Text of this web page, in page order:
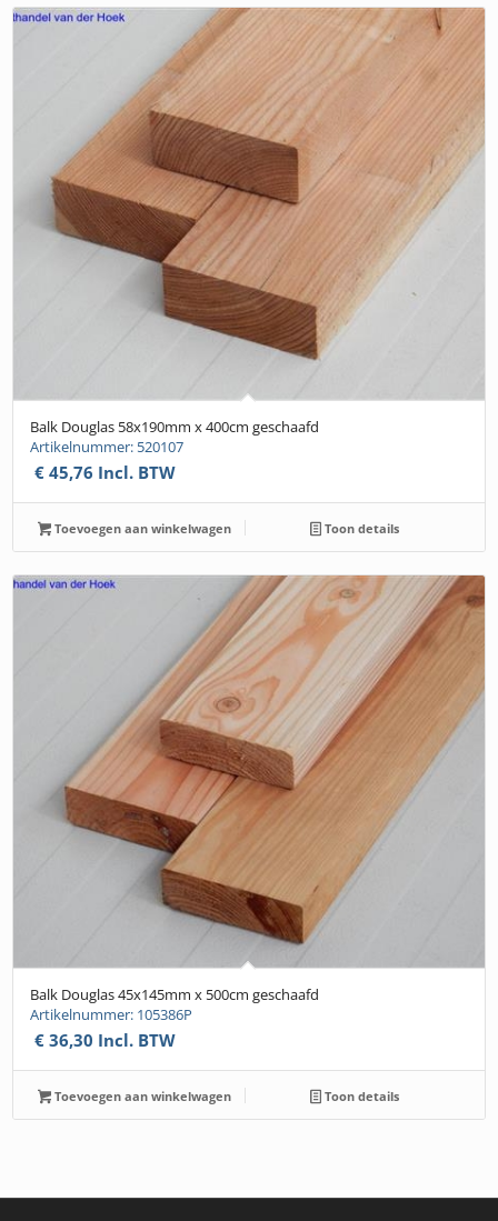
Balk Douglas 58x190mm x 400cm geschaafd
Artikelnummer: 520107
€ 45,76 Incl. BTW
Toevoegen aan winkelwagen Toon details
Balk Douglas 45x145mm x 500cm geschaafd
Artikelnummer: 105386P
€ 36,30 Incl. BTW
Toevoegen aan winkelwagen Toon details